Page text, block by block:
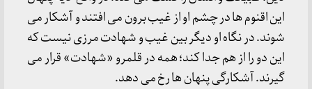
این اقنوم ها در چشم او از غیب برون می افتند و آشکار می
شوند. در نگاه او دیگر بین غیب و شهادت مرزی نیست که
این دو را از هم جدا کند؛ همه در قلمرو «شهادت» قرار می
گیرند. آشکارگی پنهان ها رخ می دهد.